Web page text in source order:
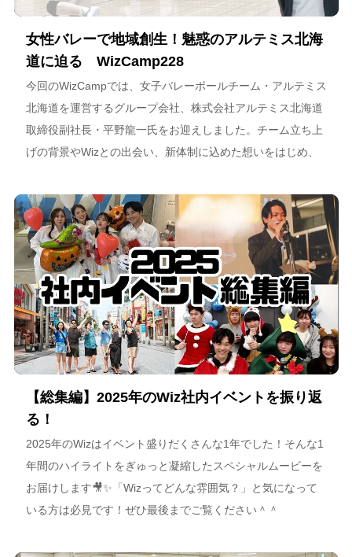
女性バレーで地域創生！魅惑のアルテミス北海
道に迫る WizCamp228
今回のWizCampでは、女子バレーボールチーム・アルテミス
北海道を運営するグループ会社、株式会社アルテミス北海道
取締役副社長・平野龍一氏をお迎えしました。チーム立ち上
げの背景やWizとの出会い、新体制に込めた想いをはじめ、
海道が描く今後のビジョンについて語っています。
【総集編】2025年のWiz社内イベントを振り返
る！
2025年のWizはイベント盛りだくさんな1年でした！そんな1
年間のハイライトをぎゅっと凝縮したスペシャルムービーを
お届けします🎥✨「Wizってどんな雰囲気？」と気になって
いる方は必見です！ぜひ最後までご覧ください＾＾